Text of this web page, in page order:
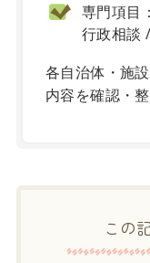
専門項目
行政相談
各自治体・施
内容を確認・
この